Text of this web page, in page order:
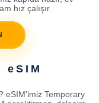
hız çalışır.
eSIM
eSIM'imiz Temporary